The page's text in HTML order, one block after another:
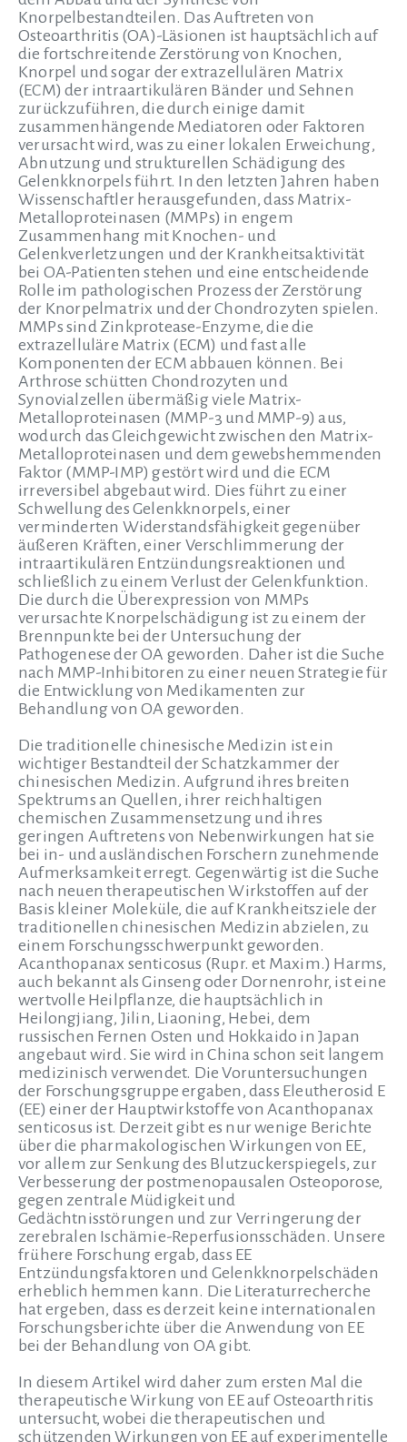
Knorpelbestandteilen. Das Auftreten von
Osteoarthritis (OA)-Läsionen ist hauptsächlich auf
die fortschreitende Zerstörung von Knochen,
Knorpel und sogar der extrazellulären Matrix
(ECM) der intraartikulären Bänder und Sehnen
zurückzuführen, die durch einige damit
zusammenhängende Mediatoren oder Faktoren
verursacht wird, was zu einer lokalen Erweichung,
Abnutzung und strukturellen Schädigung des
Gelenkknorpels führt. In den letzten Jahren haben
Wissenschaftler herausgefunden, dass Matrix-
Metalloproteinasen (MMPs) in engem
Zusammenhang mit Knochen- und
Gelenkverletzungen und der Krankheitsaktivität
bei OA-Patienten stehen und eine entscheidende
Rolle im pathologischen Prozess der Zerstörung
der Knorpelmatrix und der Chondrozyten spielen.
MMPs sind Zinkprotease-Enzyme, die die
extrazelluläre Matrix (ECM) und fast alle
Komponenten der ECM abbauen können. Bei
Arthrose schütten Chondrozyten und
Synovialzellen übermäßig viele Matrix-
Metalloproteinasen (MMP-3 und MMP-9) aus,
wodurch das Gleichgewicht zwischen den Matrix-
Metalloproteinasen und dem gewebshemmenden
Faktor (MMP-IMP) gestört wird und die ECM
irreversibel abgebaut wird. Dies führt zu einer
Schwellung des Gelenkknorpels, einer
verminderten Widerstandsfähigkeit gegenüber
äußeren Kräften, einer Verschlimmerung der
intraartikulären Entzündungsreaktionen und
schließlich zu einem Verlust der Gelenkfunktion.
Die durch die Überexpression von MMPs
verursachte Knorpelschädigung ist zu einem der
Brennpunkte bei der Untersuchung der
Pathogenese der OA geworden. Daher ist die Suche
nach MMP-Inhibitoren zu einer neuen Strategie für
die Entwicklung von Medikamenten zur
Behandlung von OA geworden.
Die traditionelle chinesische Medizin ist ein
wichtiger Bestandteil der Schatzkammer der
chinesischen Medizin. Aufgrund ihres breiten
Spektrums an Quellen, ihrer reichhaltigen
chemischen Zusammensetzung und ihres
geringen Auftretens von Nebenwirkungen hat sie
bei in- und ausländischen Forschern zunehmende
Aufmerksamkeit erregt. Gegenwärtig ist die Suche
nach neuen therapeutischen Wirkstoffen auf der
Basis kleiner Moleküle, die auf Krankheitsziele der
traditionellen chinesischen Medizin abzielen, zu
einem Forschungsschwerpunkt geworden.
Acanthopanax senticosus (Rupr. et Maxim.) Harms,
auch bekannt als Ginseng oder Dornenrohr, ist eine
wertvolle Heilpflanze, die hauptsächlich in
Heilongjiang, Jilin, Liaoning, Hebei, dem
russischen Fernen Osten und Hokkaido in Japan
angebaut wird. Sie wird in China schon seit langem
medizinisch verwendet. Die Voruntersuchungen
der Forschungsgruppe ergaben, dass Eleutherosid E
(EE) einer der Hauptwirkstoffe von Acanthopanax
senticosus ist. Derzeit gibt es nur wenige Berichte
über die pharmakologischen Wirkungen von EE,
vor allem zur Senkung des Blutzuckerspiegels, zur
Verbesserung der postmenopausalen Osteoporose,
gegen zentrale Müdigkeit und
Gedächtnisstörungen und zur Verringerung der
zerebralen Ischämie-Reperfusionsschäden. Unsere
frühere Forschung ergab, dass EE
Entzündungsfaktoren und Gelenkknorpelschäden
erheblich hemmen kann. Die Literaturrecherche
hat ergeben, dass es derzeit keine internationalen
Forschungsberichte über die Anwendung von EE
bei der Behandlung von OA gibt.
In diesem Artikel wird daher zum ersten Mal die
therapeutische Wirkung von EE auf Osteoarthritis
untersucht, wobei die therapeutischen und
schützenden Wirkungen von EE auf experimentelle